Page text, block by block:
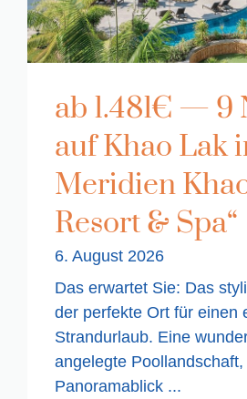
ab 1.481€ — 9
auf Khao Lak
Meridien
Resort & Spa“
6. August 2026
Das erwartet Sie: Das
der perfekte Ort für einen
Strandurlaub. Eine
angelegte Poollandschaft,
Panoramablick ...